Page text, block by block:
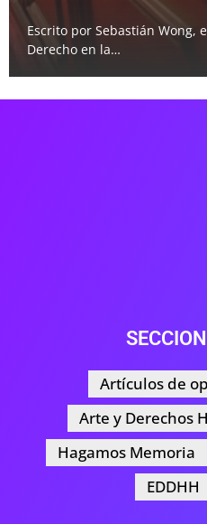
Escrito por Sebastián
Derecho en la…
Artículos de
Arte y Derechos
Hagamos Memoria
EDDHH